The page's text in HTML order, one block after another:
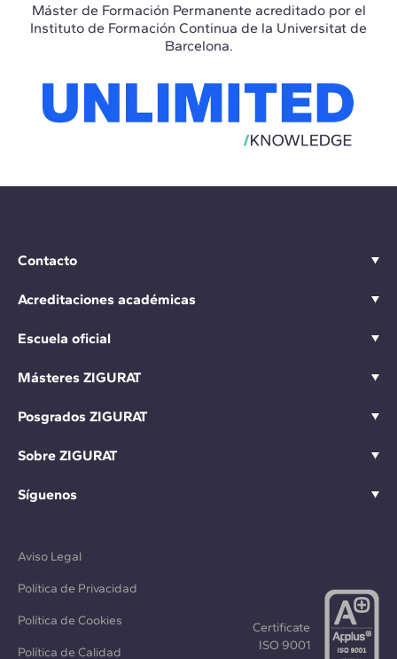
Máster de Formación Permanente acreditado por el
Instituto de Formación Continua de la Universitat de
Barcelona.
Contacto
Acreditaciones académicas
Escuela oficial
Másteres ZIGURAT
Posgrados ZIGURAT
Sobre ZIGURAT
Síguenos
Aviso Legal
Política de Privacidad
Política de Cookies
Política de Calidad
Certificate
ISO 9001